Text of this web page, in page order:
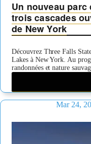
Un nouveau parc
trois cascades
de New York
Découvrez Three Falls
Lakes à New York. Au
randonnées et nature
Mar 24,